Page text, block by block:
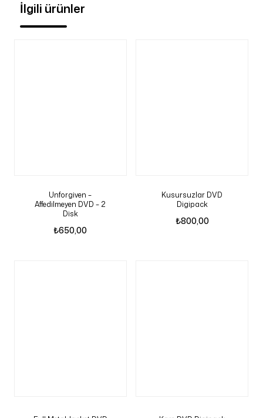
İlgili ürünler
Unforgiven –
Affedilmeyen DVD – 2
Disk
₺650,00
Kusursuzlar DVD
Digipack
₺800,00